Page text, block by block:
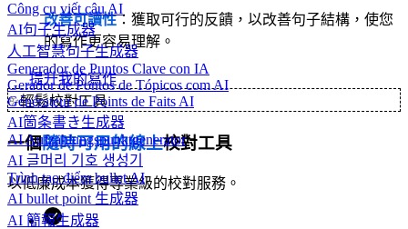
Công cụ viết câu AI
AI句子生成器
人工智慧句子生成器
Generador de Puntos Clave con IA
Gerador de Pontos de Tópicos com AI
Générateur de Points de Faits AI
AI箇条書き生成器
AI Aufzählungspunktgenerator
AI 글머리 기호 생성기
Trình tạo điểm bullet AI
AI bullet point 生成器
AI 簡報生成器
改善可讀性：獲取可行的反饋，以改善句子結構，使您
的寫作更容易理解。
提升我的寫作
✨輕鬆校對工具
一個隨時可用的線上校對工具
以低廉成本獲得專業級的校對服務。